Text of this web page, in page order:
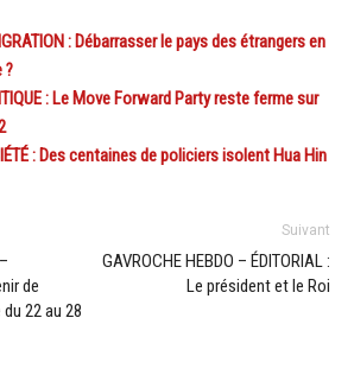
: Débarrasser le pays des étrangers en
?
: Le Move Forward Party reste ferme sur
: Des centaines de policiers isolent Hua Hin
de
22 au 28
Suivant
GAVROCHE HEBDO – ÉDITORIAL :
Le président et le Roi